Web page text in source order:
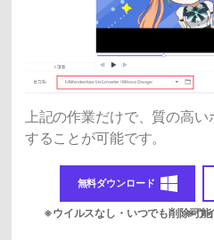
上記の作業だけで、質の高
することが可能です。
無料ダウンロード